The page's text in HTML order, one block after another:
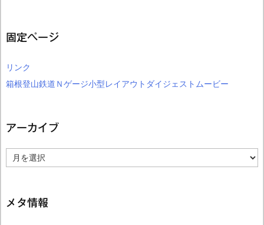
固定ページ
リンク
箱根登山鉄道Ｎゲージ小型レイアウトダイジェストムービー
アーカイブ
ー
ブ
メタ情報